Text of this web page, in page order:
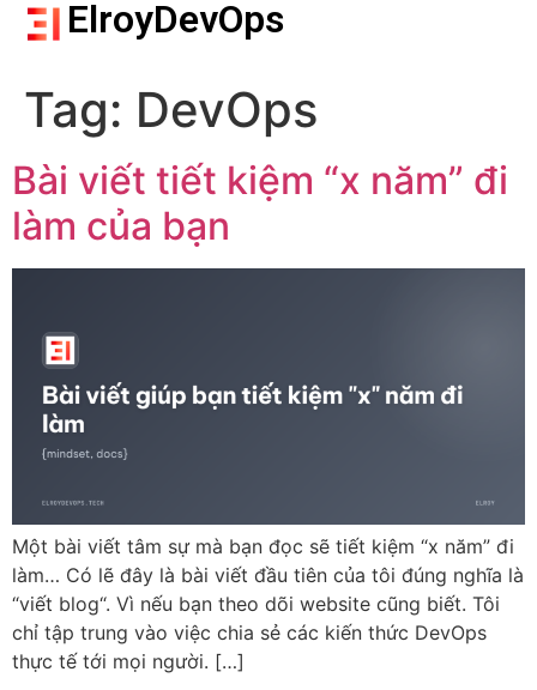
ElroyDevOps
Tag: DevOps
Bài viết tiết kiệm “x năm” đi
làm của bạn
Một bài viết tâm sự mà bạn đọc sẽ tiết kiệm “x năm” đi
làm… Có lẽ đây là bài viết đầu tiên của tôi đúng nghĩa là
“viết blog“. Vì nếu bạn theo dõi website cũng biết. Tôi
chỉ tập trung vào việc chia sẻ các kiến thức DevOps
thực tế tới mọi người. […]